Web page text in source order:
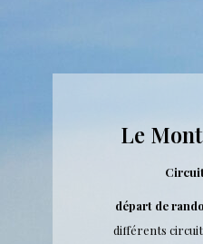
Le
départ de
différents